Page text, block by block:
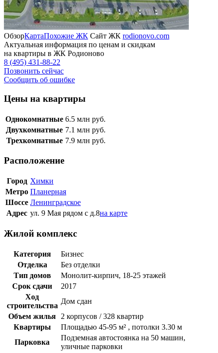
ОбзорКартаПохожие ЖК Сайт ЖК rodionovo.com
Актуальная информация по ценам и скидкам
на квартиры в ЖК Родионово
8 (495) 431-88-22
Позвонить сейчас
Сообщить об ошибке
Цены на квартиры
Однокомнатные 6.5 млн руб.
Двухкомнатные 7.1 млн руб.
Трехкомнатные 7.9 млн руб.
Расположение
Город Химки
Метро Планерная
Шоссе Ленинградское
Адрес ул. 9 Мая рядом с д.8на карте
Жилой комплекс
Категория
Бизнес
Отделка
Без отделки
Тип домов
Монолит-кирпич, 18-25 этажей
Срок сдачи
2017
Ход
строительства
Дом сдан
Объем жилья
2 корпусов / 328 квартир
Квартиры
Площадью 45-95 м² , потолки 3.30 м
Парковка
Подземная автостоянка на 50 машин,
уличные парковки